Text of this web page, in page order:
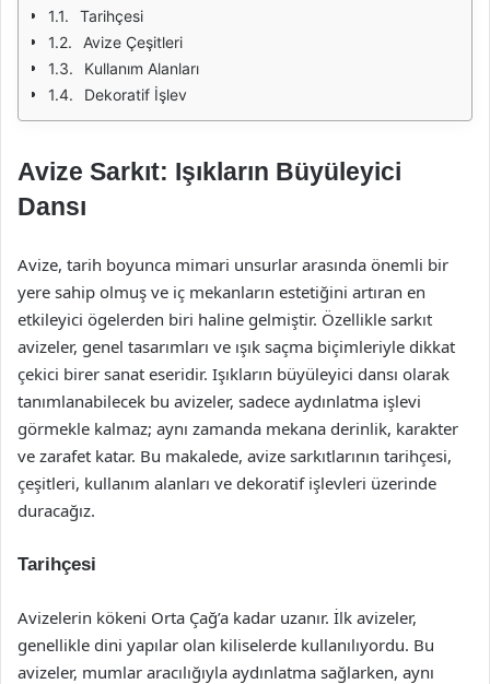
Tarihçesi
Avize Çeşitleri
Kullanım Alanları
Dekoratif İşlev
Avize Sarkıt: Işıkların Büyüleyici
Dansı
Avize, tarih boyunca mimari unsurlar arasında önemli bir
yere sahip olmuş ve iç mekanların estetiğini artıran en
etkileyici ögelerden biri haline gelmiştir. Özellikle sarkıt
avizeler, genel tasarımları ve ışık saçma biçimleriyle dikkat
çekici birer sanat eseridir. Işıkların büyüleyici dansı olarak
tanımlanabilecek bu avizeler, sadece aydınlatma işlevi
görmekle kalmaz; aynı zamanda mekana derinlik, karakter
ve zarafet katar. Bu makalede, avize sarkıtlarının tarihçesi,
çeşitleri, kullanım alanları ve dekoratif işlevleri üzerinde
duracağız.
Tarihçesi
Avizelerin kökeni Orta Çağ’a kadar uzanır. İlk avizeler,
genellikle dini yapılar olan kiliselerde kullanılıyordu. Bu
avizeler, mumlar aracılığıyla aydınlatma sağlarken, aynı